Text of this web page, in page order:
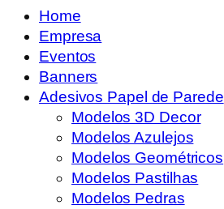
Home
Empresa
Eventos
Banners
Adesivos Papel de Parede
Modelos 3D Decor
Modelos Azulejos
Modelos Geométricos
Modelos Pastilhas
Modelos Pedras